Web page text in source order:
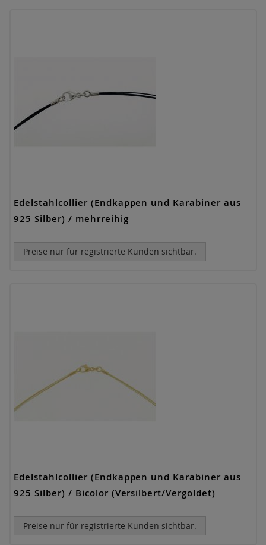
Edelstahlcollier (Endkappen und Karabiner aus
925 Silber) / mehrreihig
Preise nur für registrierte Kunden sichtbar.
Edelstahlcollier (Endkappen und Karabiner aus
925 Silber) / Bicolor (Versilbert/Vergoldet)
Preise nur für registrierte Kunden sichtbar.